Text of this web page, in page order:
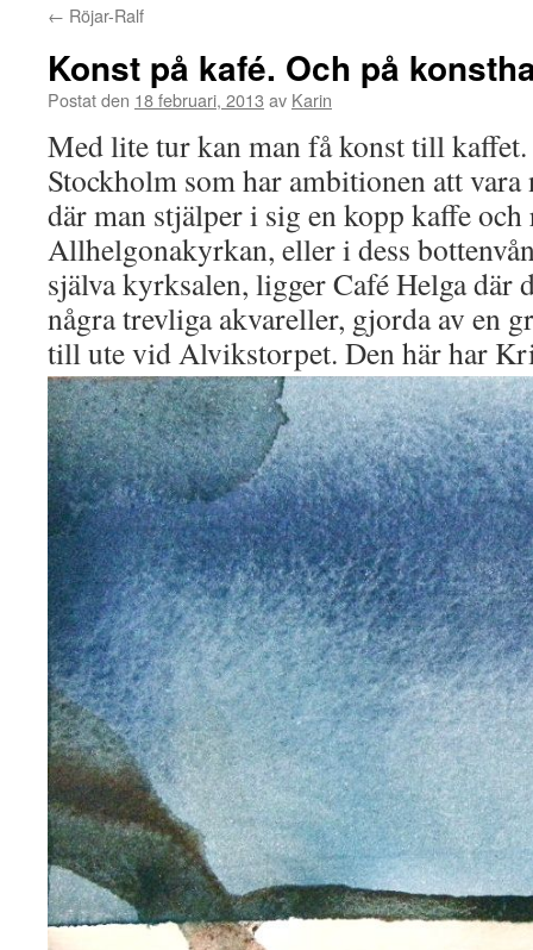
← Röjar-Ralf
Konst på kafé. Och på
Postat den 18 februari, 2013 av Karin
Med lite tur kan man få konst till
Stockholm som har ambitionen att vara
där man stjälper i sig en kopp kaffe
Allhelgonakyrkan, eller i dess
själva kyrksalen, ligger Café Helga där
några trevliga akvareller, gjorda av en
till ute vid Alvikstorpet. Den här har